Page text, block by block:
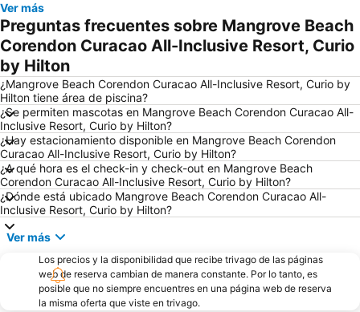
Ver más
Preguntas frecuentes sobre Mangrove Beach
Corendon Curacao All-Inclusive Resort, Curio
by Hilton
¿Mangrove Beach Corendon Curacao All-Inclusive Resort, Curio by
Hilton tiene área de piscina?
¿Se permiten mascotas en Mangrove Beach Corendon Curacao All-
Inclusive Resort, Curio by Hilton?
¿Hay estacionamiento disponible en Mangrove Beach Corendon
Curacao All-Inclusive Resort, Curio by Hilton?
¿A qué hora es el check-in y check-out en Mangrove Beach
Corendon Curacao All-Inclusive Resort, Curio by Hilton?
¿Dónde está ubicado Mangrove Beach Corendon Curacao All-
Inclusive Resort, Curio by Hilton?
Ver más
Los precios y la disponibilidad que recibe trivago de las páginas
web de reserva cambian de manera constante. Por lo tanto, es
posible que no siempre encuentres en una página web de reserva
la misma oferta que viste en trivago.